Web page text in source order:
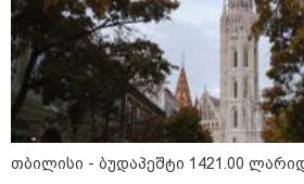
მლეთიდან,
გურამ
პოლიტიკა
თბილისი - ბუდაპეშტი 1421.00